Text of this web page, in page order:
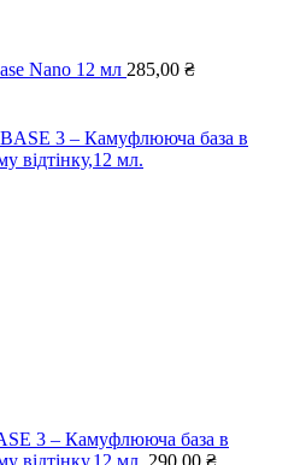
Nano 12 мл 285,00 ₴
3 – Камуфлююча база в
відтінку,12 мл. 290,00 ₴